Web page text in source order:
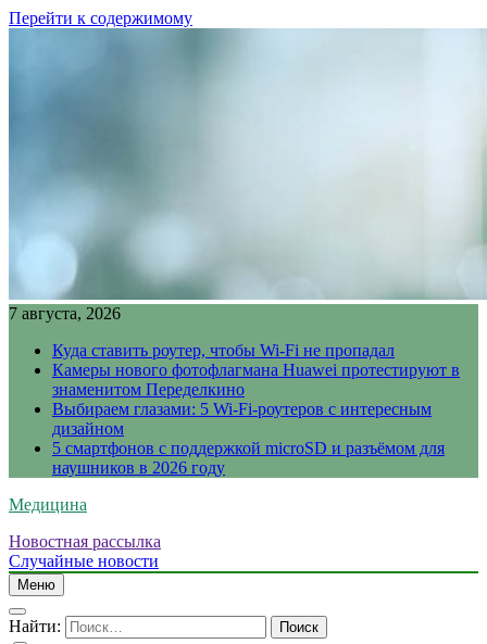
Перейти к содержимому
7 августа, 2026
Куда ставить роутер, чтобы Wi-Fi не пропадал
Камеры нового фотофлагмана Huawei протестируют в
знаменитом Переделкино
Выбираем глазами: 5 Wi-Fi-роутеров с интересным
дизайном
5 смартфонов с поддержкой microSD и разъёмом для
наушников в 2026 году
Медицина
Новостная рассылка
Случайные новости
Меню
Найти: